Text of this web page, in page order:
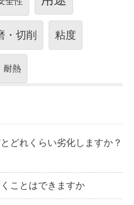
・切削 粘度
耐熱
どれくらい劣化しますか？
ことはできますか